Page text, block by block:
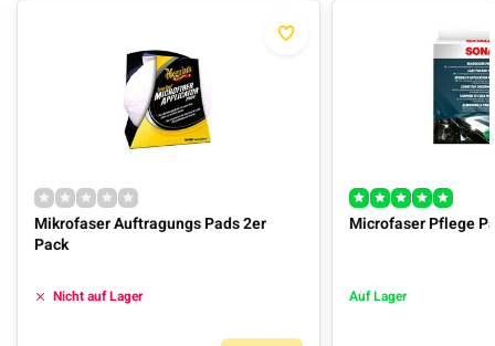
Mikrofaser Auftragungs Pads 2er
Pack
Nicht auf Lager
Microfaser Pflege
Auf Lager